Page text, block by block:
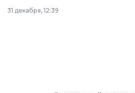
в Астане из
республиканского
31 декабря, 12:39